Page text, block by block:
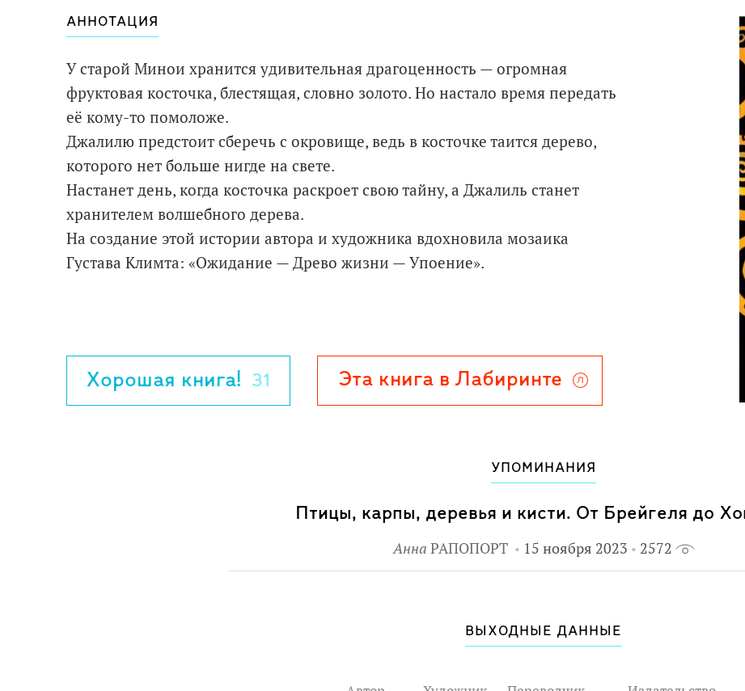
АННОТАЦИЯ
У старой Минои хранится удивительная драгоценность — огромная
фруктовая косточка, блестящая, словно золото. Но настало время передать
её кому-то помоложе.
Джалилю предстоит сберечь с окровище, ведь в косточке таится дерево,
которого нет больше нигде на свете.
Настанет день, когда косточка раскроет свою тайну, а Джалиль станет
хранителем волшебного дерева.
На создание этой истории автора и художника вдохновила мозаика
Густава Климта: «Ожидание — Древо жизни — Упоение».
Хорошая книга! 31 Эта книга в Лабиринте
УПОМИНАНИЯ
Птицы, карпы, деревья и кисти. От Брейгеля до
Анна РАПОПОРТ 15 ноября 2023 2572
ВЫХОДНЫЕ ДАННЫЕ